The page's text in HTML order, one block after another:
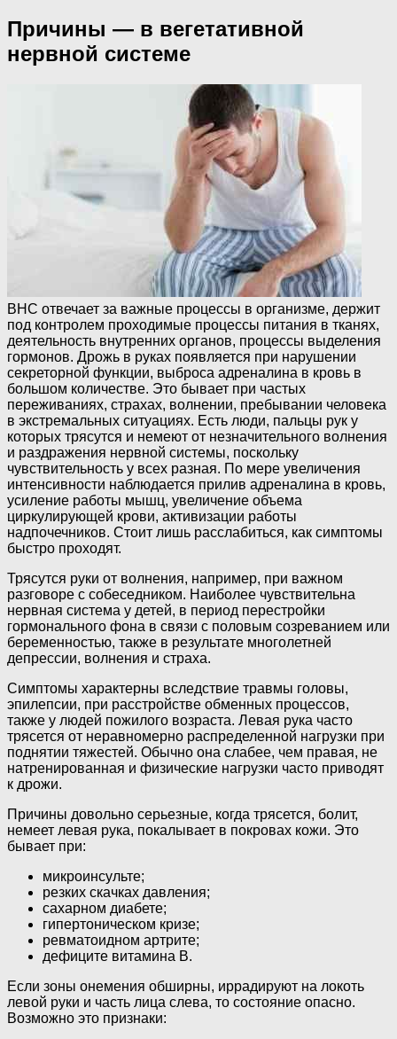
Причины — в вегетативной
нервной системе
ВНС отвечает за важные процессы в организме, держит
под контролем проходимые процессы питания в тканях,
деятельность внутренних органов, процессы выделения
гормонов. Дрожь в руках появляется при нарушении
секреторной функции, выброса адреналина в кровь в
большом количестве. Это бывает при частых
переживаниях, страхах, волнении, пребывании человека
в экстремальных ситуациях. Есть люди, пальцы рук у
которых трясутся и немеют от незначительного волнения
и раздражения нервной системы, поскольку
чувствительность у всех разная. По мере увеличения
интенсивности наблюдается прилив адреналина в кровь,
усиление работы мышц, увеличение объема
циркулирующей крови, активизации работы
надпочечников. Стоит лишь расслабиться, как симптомы
быстро проходят.
Трясутся руки от волнения, например, при важном
разговоре с собеседником. Наиболее чувствительна
нервная система у детей, в период перестройки
гормонального фона в связи с половым созреванием или
беременностью, также в результате многолетней
депрессии, волнения и страха.
Симптомы характерны вследствие травмы головы,
эпилепсии, при расстройстве обменных процессов,
также у людей пожилого возраста. Левая рука часто
трясется от неравномерно распределенной нагрузки при
поднятии тяжестей. Обычно она слабее, чем правая, не
натренированная и физические нагрузки часто приводят
к дрожи.
Причины довольно серьезные, когда трясется, болит,
немеет левая рука, покалывает в покровах кожи. Это
бывает при:
микроинсульте;
резких скачках давления;
сахарном диабете;
гипертоническом кризе;
ревматоидном артрите;
дефиците витамина В.
Если зоны онемения обширны, иррадируют на локоть
левой руки и часть лица слева, то состояние опасно.
Возможно это признаки: